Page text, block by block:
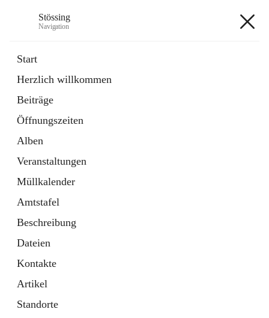
Stössing
Navigation
Start
Herzlich willkommen
Beiträge
Öffnungszeiten
Alben
Veranstaltungen
Müllkalender
Amtstafel
Beschreibung
Dateien
Kontakte
Artikel
Standorte
Datei
in
Tab
Kindergarten
öffnet
in
neuem
Tab